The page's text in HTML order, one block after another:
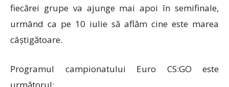
fiecărei grupe va ajunge mai apoi în semifinale,
urmând ca pe 10 iulie să aflăm cine este marea
câștigătoare.
Programul campionatului Euro CS:GO este